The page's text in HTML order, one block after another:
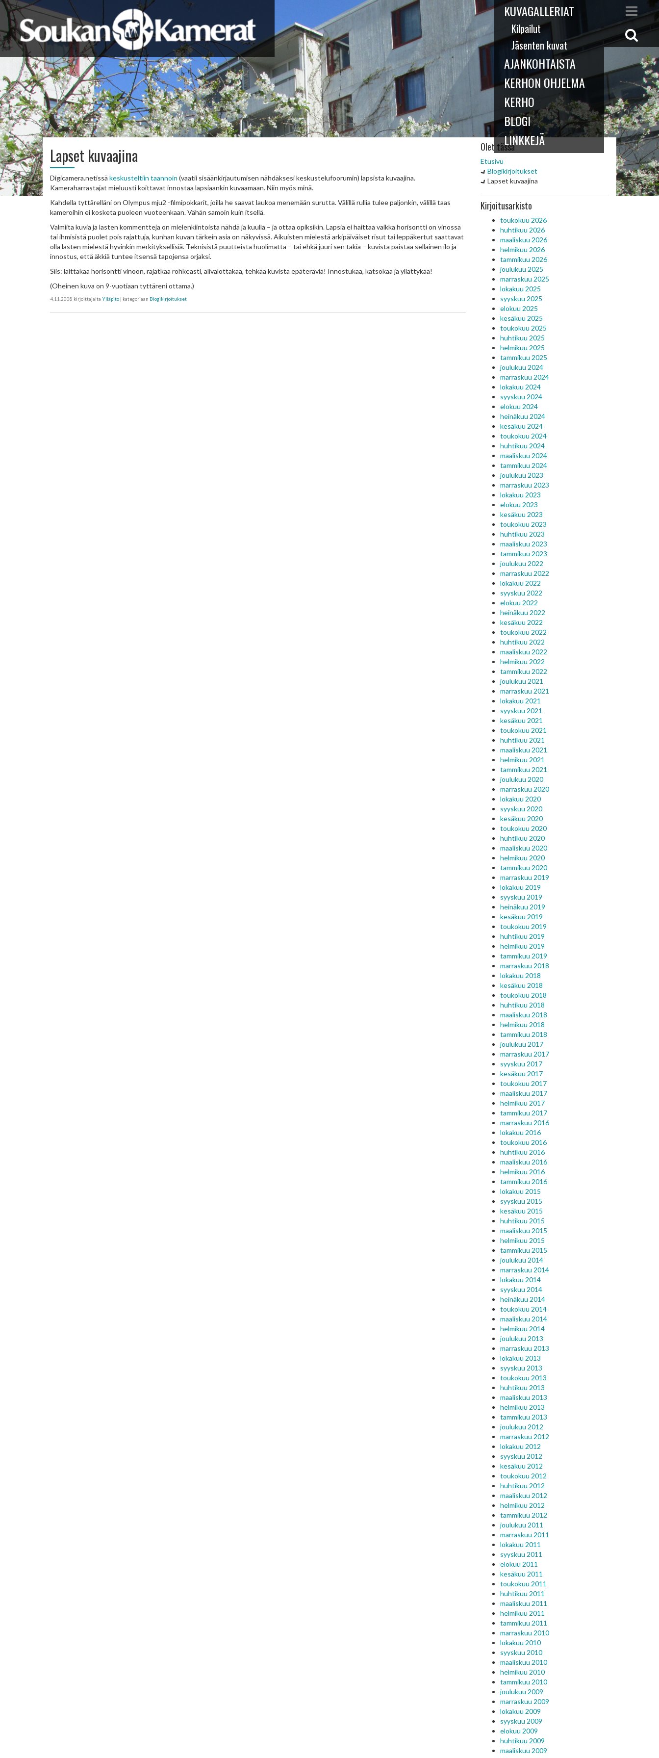
KUVAGALLERIAT
Kilpailut
Jäsenten kuvat
AJANKOHTAISTA
KERHON OHJELMA
KERHO
BLOGI
LINKKEJÄ
Lapset kuvaajina
Digicamera.netissä keskusteltiin taannoin (vaatii sisäänkirjautumisen nähdäksesi keskustelufoorumin) lapsista kuvaajina.
Kameraharrastajat mieluusti koittavat innostaa lapsiaankin kuvaamaan. Niin myös minä.
Kahdella tyttärelläni on Olympus mju2 -filmipokkarit, joilla he saavat laukoa menemään surutta. Välillä rullia tulee paljonkin, välillä taas
kameroihin ei kosketa puoleen vuoteenkaan. Vähän samoin kuin itsellä.
Valmiita kuvia ja lasten kommentteja on mielenkiintoista nähdä ja kuulla – ja ottaa opiksikin. Lapsia ei haittaa vaikka horisontti on vinossa
tai ihmisistä puolet pois rajattuja, kunhan kuvan tärkein asia on näkyvissä. Aikuisten mielestä arkipäiväiset risut tai leppäkertut saattavat
olla lasten mielestä hyvinkin merkityksellisiä. Teknisistä puutteista huolimatta – tai ehkä juuri sen takia – kuvista paistaa sellainen ilo ja
innostus, että äkkiä tuntee itsensä tapojensa orjaksi.
Siis: laittakaa horisontti vinoon, rajatkaa rohkeasti, alivalottakaa, tehkää kuvista epäteräviä! Innostukaa, katsokaa ja yllättykää!
(Oheinen kuva on 9-vuotiaan tyttäreni ottama.)
4.11.2008 kirjoittajalta Ylläpito | kategoriaan Blogikirjoitukset
Olet tässä
Etusivu
Blogikirjoitukset
Lapset kuvaajina
Kirjoitusarkisto
toukokuu 2026
huhtikuu 2026
maaliskuu 2026
helmikuu 2026
tammikuu 2026
joulukuu 2025
marraskuu 2025
lokakuu 2025
syyskuu 2025
elokuu 2025
kesäkuu 2025
toukokuu 2025
huhtikuu 2025
helmikuu 2025
tammikuu 2025
joulukuu 2024
marraskuu 2024
lokakuu 2024
syyskuu 2024
elokuu 2024
heinäkuu 2024
kesäkuu 2024
toukokuu 2024
huhtikuu 2024
maaliskuu 2024
tammikuu 2024
joulukuu 2023
marraskuu 2023
lokakuu 2023
elokuu 2023
kesäkuu 2023
toukokuu 2023
huhtikuu 2023
maaliskuu 2023
tammikuu 2023
joulukuu 2022
marraskuu 2022
lokakuu 2022
syyskuu 2022
elokuu 2022
heinäkuu 2022
kesäkuu 2022
toukokuu 2022
huhtikuu 2022
maaliskuu 2022
helmikuu 2022
tammikuu 2022
joulukuu 2021
marraskuu 2021
lokakuu 2021
syyskuu 2021
kesäkuu 2021
toukokuu 2021
huhtikuu 2021
maaliskuu 2021
helmikuu 2021
tammikuu 2021
joulukuu 2020
marraskuu 2020
lokakuu 2020
syyskuu 2020
kesäkuu 2020
toukokuu 2020
huhtikuu 2020
maaliskuu 2020
helmikuu 2020
tammikuu 2020
marraskuu 2019
lokakuu 2019
syyskuu 2019
heinäkuu 2019
kesäkuu 2019
toukokuu 2019
huhtikuu 2019
helmikuu 2019
tammikuu 2019
marraskuu 2018
lokakuu 2018
kesäkuu 2018
toukokuu 2018
huhtikuu 2018
maaliskuu 2018
helmikuu 2018
tammikuu 2018
joulukuu 2017
marraskuu 2017
syyskuu 2017
kesäkuu 2017
toukokuu 2017
maaliskuu 2017
helmikuu 2017
tammikuu 2017
marraskuu 2016
lokakuu 2016
toukokuu 2016
huhtikuu 2016
maaliskuu 2016
helmikuu 2016
tammikuu 2016
lokakuu 2015
syyskuu 2015
kesäkuu 2015
huhtikuu 2015
maaliskuu 2015
helmikuu 2015
tammikuu 2015
joulukuu 2014
marraskuu 2014
lokakuu 2014
syyskuu 2014
heinäkuu 2014
toukokuu 2014
maaliskuu 2014
helmikuu 2014
joulukuu 2013
marraskuu 2013
lokakuu 2013
syyskuu 2013
toukokuu 2013
huhtikuu 2013
maaliskuu 2013
helmikuu 2013
tammikuu 2013
joulukuu 2012
marraskuu 2012
lokakuu 2012
syyskuu 2012
kesäkuu 2012
toukokuu 2012
huhtikuu 2012
maaliskuu 2012
helmikuu 2012
tammikuu 2012
joulukuu 2011
marraskuu 2011
lokakuu 2011
syyskuu 2011
elokuu 2011
kesäkuu 2011
toukokuu 2011
huhtikuu 2011
maaliskuu 2011
helmikuu 2011
tammikuu 2011
marraskuu 2010
lokakuu 2010
syyskuu 2010
maaliskuu 2010
helmikuu 2010
tammikuu 2010
joulukuu 2009
marraskuu 2009
lokakuu 2009
syyskuu 2009
elokuu 2009
huhtikuu 2009
maaliskuu 2009